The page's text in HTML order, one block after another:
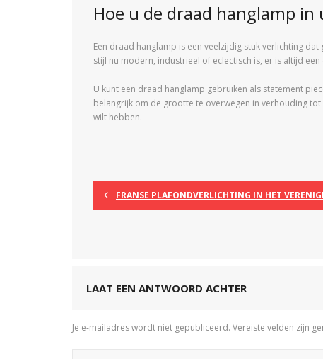
Hoe u de draad hanglamp
Een draad hanglamp is een veelzijdig stuk verlichting
stijl nu modern, industrieel of eclectisch is, er is altijd
U kunt een draad hanglamp gebruiken als statement
belangrijk om de grootte te overwegen in verhouding
wilt hebben.
FRANSE PLAFONDVERLICHTING IN HET
LAAT EEN ANTWOORD ACHTER
Je e-mailadres wordt niet gepubliceerd. Vereiste velden zijn